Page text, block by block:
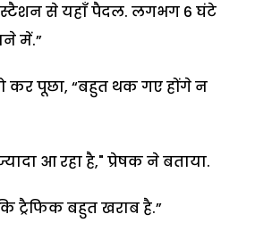
से यहाँ पैदल. लगभग 6 घंटे
में.”
कर पूछा, “बहुत थक गए होंगे न
आ रहा है," प्रेषक ने बताया.
ट्रैफिक बहुत खराब है.”